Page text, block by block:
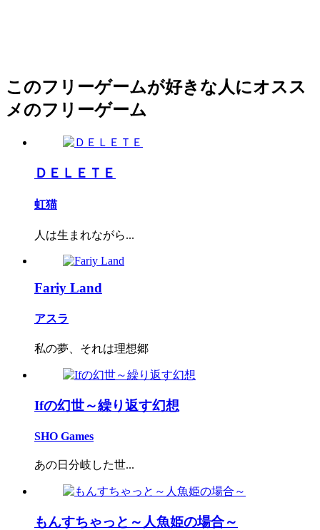
このフリーゲームが好きな人にオスス
メのフリーゲーム
ＤＥＬＥＴＥ
虹猫
人は生まれながら...
Fariy Land
アスラ
私の夢、それは理想郷
Ifの幻世～繰り返す幻想
SHO Games
あの日分岐した世...
もんすちゃっと～人魚姫の場合～